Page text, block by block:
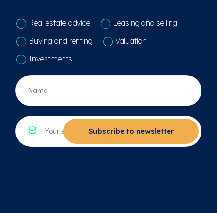
C
o
n
t
a
c
k
e
e
*
Real estate advice
Leasing and selling
Buying and renting
Valuation
Investments
N
a
a
*
E
-
m
Subscribe to newsletter